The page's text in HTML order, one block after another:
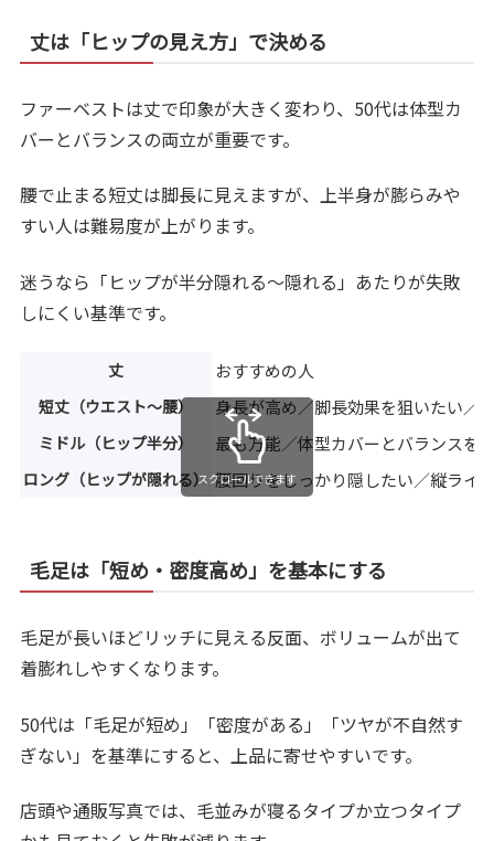
丈は「ヒップの見え方」で決める
ファーベストは丈で印象が大きく変わり、50代は体型カ
バーとバランスの両立が重要です。
腰で止まる短丈は脚長に見えますが、上半身が膨らみや
すい人は難易度が上がります。
迷うなら「ヒップが半分隠れる〜隠れる」あたりが失敗
しにくい基準です。
丈 おすすめの人
短丈（ウエスト〜腰） 身長が高め／脚長効果を狙いたい／
ミドル（ヒップ半分） 最も万能／体型カバーとバランスを
ロング（ヒップが隠れる） 腰回りをしっかり隠したい／縦ライ
スクロールできます
毛足は「短め・密度高め」を基本にする
毛足が長いほどリッチに見える反面、ボリュームが出て
着膨れしやすくなります。
50代は「毛足が短め」「密度がある」「ツヤが不自然す
ぎない」を基準にすると、上品に寄せやすいです。
店頭や通販写真では、毛並みが寝るタイプか立つタイプ